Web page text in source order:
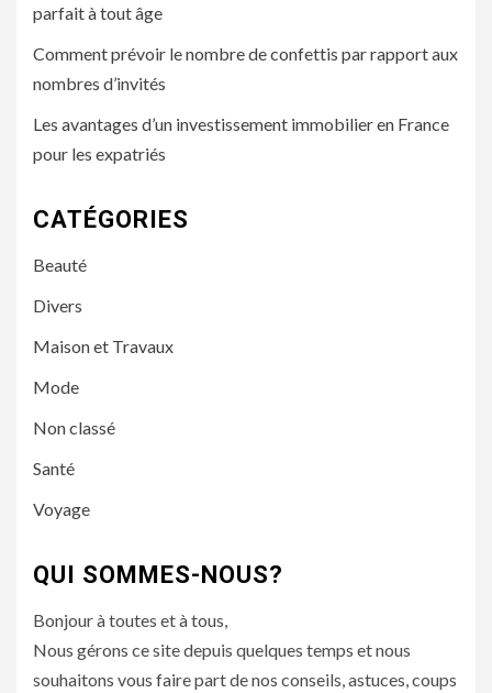
parfait à tout âge
Comment prévoir le nombre de confettis par rapport aux
nombres d’invités
Les avantages d’un investissement immobilier en France
pour les expatriés
CATÉGORIES
Beauté
Divers
Maison et Travaux
Mode
Non classé
Santé
Voyage
QUI SOMMES-NOUS?
Bonjour à toutes et à tous,
Nous gérons ce site depuis quelques temps et nous
souhaitons vous faire part de nos conseils, astuces, coups